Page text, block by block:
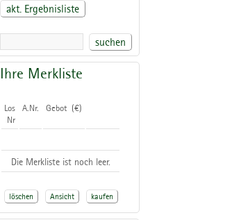
akt. Ergebnisliste
suchen
Ihre Merkliste
Los
Nr
A.Nr. Gebot (€)
Die Merkliste ist noch leer.
löschen Ansicht kaufen